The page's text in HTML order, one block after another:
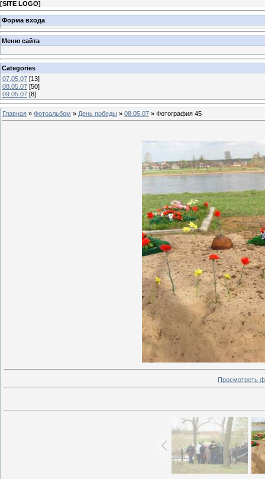
[SITE LOGO]
Форма входа
Меню сайта
Categories
07.05.07 [13]
08.05.07 [50]
09.05.07 [8]
Главная » Фотоальбом » День победы » 08.05.07 » Фотография 45
Просмотреть